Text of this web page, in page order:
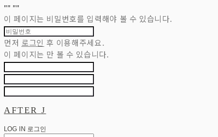
"" ""
이 페이지는 비밀번호를 입력해야 볼 수 있습니다.
먼저 로그인 후 이용해주세요.
이 페이지는 만 볼 수 있습니다.
AFTER J
LOG IN 로그인